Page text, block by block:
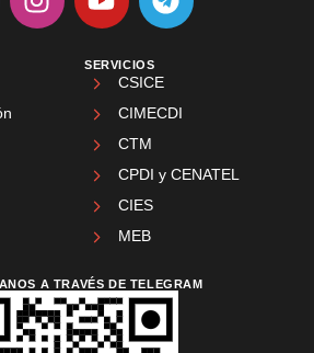
SERVICIOS
CSICE
CIMECDI
CTM
CPDI y CENATEL
CIES
MEB
A TRAVÉS DE TELEGRAM